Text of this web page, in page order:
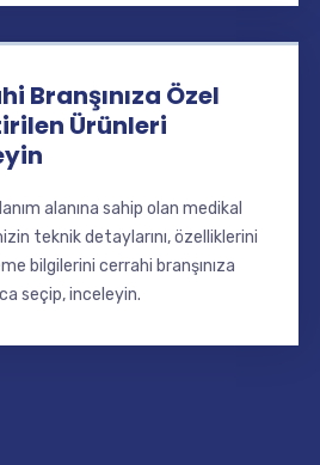
Branşınıza Özel
Ürünleri
alanına sahip olan medikal
teknik detaylarını, özelliklerini
bilgilerini cerrahi branşınıza
seçip, inceleyin.